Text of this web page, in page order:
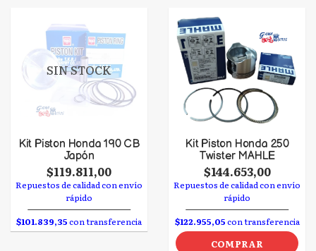
SIN STOCK
Kit Piston Honda 190 CB
Japón
$119.811,00
Repuestos de calidad con envío
rápido
$101.839,35con transferencia
Kit Piston Honda 250
Twister MAHLE
$144.653,00
Repuestos de calidad con envío
rápido
$122.955,05con transferencia
COMPRAR